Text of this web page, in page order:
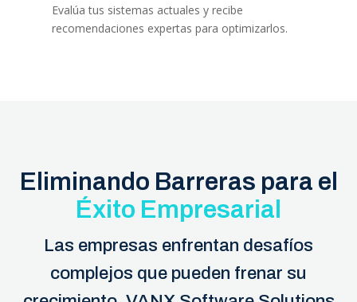
Evalúa tus sistemas actuales y recibe
recomendaciones expertas para optimizarlos.
Eliminando Barreras para el
Éxito Empresarial
Las empresas enfrentan desafíos
complejos que pueden frenar su